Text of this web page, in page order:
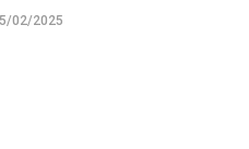
02/2025